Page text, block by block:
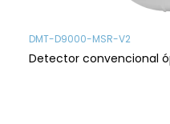
DMT-D9000-MSR-V2
Detector convencional